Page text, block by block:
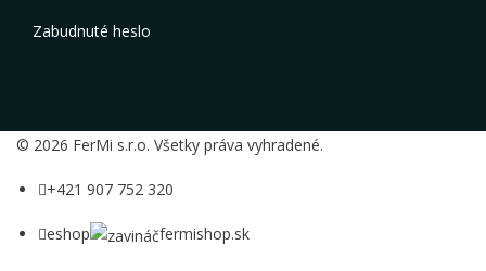
Zabudnuté heslo
© 2026 FerMi s.r.o. Všetky práva vyhradené.
+421 907 752 320
eshop fermishop.sk